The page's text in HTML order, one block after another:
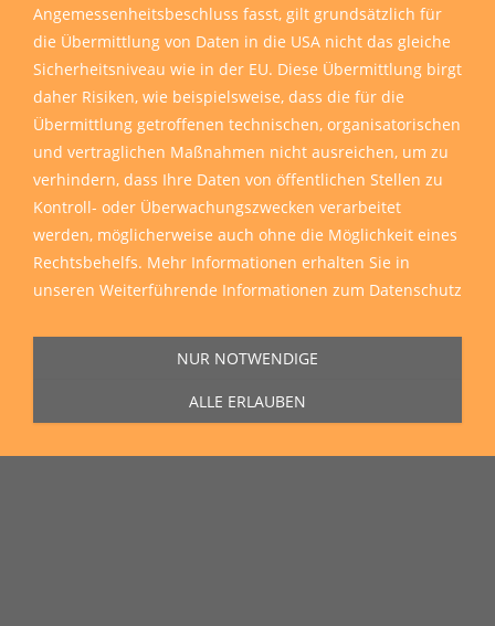
Angemessenheitsbeschluss fasst, gilt grundsätzlich für
die Übermittlung von Daten in die USA nicht das gleiche
Sicherheitsniveau wie in der EU. Diese Übermittlung birgt
daher Risiken, wie beispielsweise, dass die für die
Übermittlung getroffenen technischen, organisatorischen
und vertraglichen Maßnahmen nicht ausreichen, um zu
verhindern, dass Ihre Daten von öffentlichen Stellen zu
Kontroll- oder Überwachungszwecken verarbeitet
werden, möglicherweise auch ohne die Möglichkeit eines
Rechtsbehelfs. Mehr Informationen erhalten Sie in
unseren Weiterführende Informationen zum Datenschutz
NUR NOTWENDIGE
ALLE ERLAUBEN